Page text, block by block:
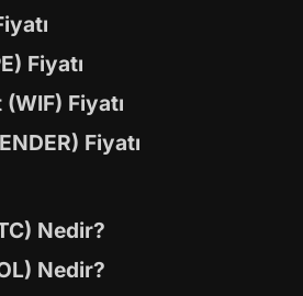
Fiyatı
Fiyatı
Fiyatı
Nedir?
Nedir?